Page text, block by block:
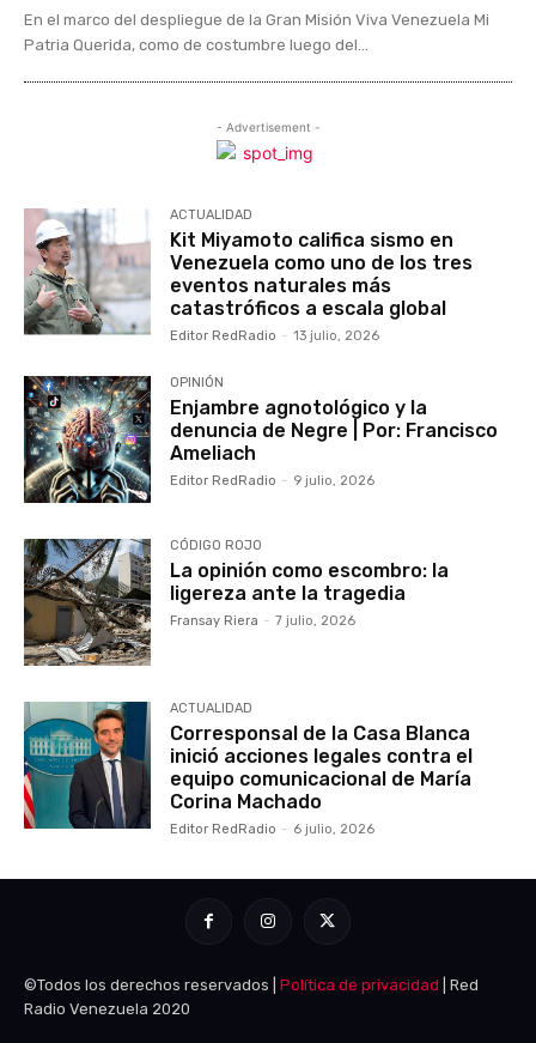
En el marco del despliegue de la Gran Misión Viva Venezuela Mi
Patria Querida, como de costumbre luego del...
- Advertisement -
ACTUALIDAD
Kit Miyamoto califica sismo en
Venezuela como uno de los tres
eventos naturales más
catastróficos a escala global
Editor RedRadio - 13 julio, 2026
OPINIÓN
Enjambre agnotológico y la
denuncia de Negre | Por: Francisco
Ameliach
Editor RedRadio - 9 julio, 2026
CÓDIGO ROJO
La opinión como escombro: la
ligereza ante la tragedia
Fransay Riera - 7 julio, 2026
ACTUALIDAD
Corresponsal de la Casa Blanca
inició acciones legales contra el
equipo comunicacional de María
Corina Machado
Editor RedRadio - 6 julio, 2026
©Todos los derechos reservados | Política de privacidad | Red
Radio Venezuela 2020